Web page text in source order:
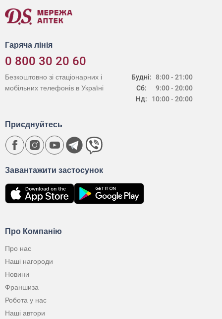
Гаряча лінія
0 800 30 20 60
Будні:
Сб:
Нд:
8:00 - 21:00
9:00 - 20:00
10:00 - 20:00
Безкоштовно зі стаціонарних і
мобільних телефонів в Україні
Про Компанію
Про нас
Наші нагороди
Новини
Франшиза
Робота у нас
Наші автори
Завантажити застосунок
Приєднуйтесь